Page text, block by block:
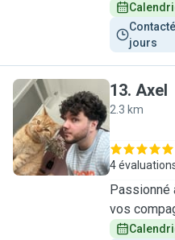
jours
A
13. Axel
2.3 km
4
Passionné
vos